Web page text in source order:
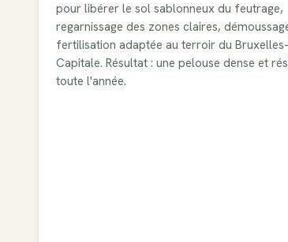
pour libérer le sol sablonneux du feutrage,
regarnissage des zones claires,
fertilisation adaptée au terroir du Bruxelles-
Capitale. Résultat : une pelouse dense et
toute l'année.